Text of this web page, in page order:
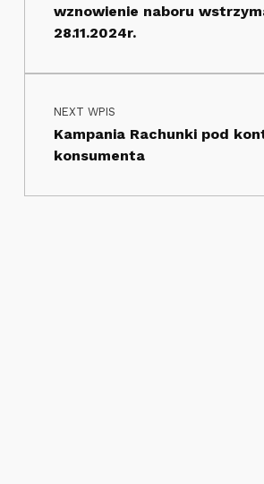
wznowienie naboru
28.11.2024r.
NEXT WPIS
Kampania Rachunki pod
konsumenta